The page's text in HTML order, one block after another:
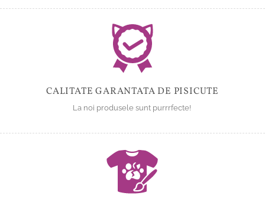
CALITATE GARANTATA DE PISICUTE
La noi produsele sunt purrrfecte!